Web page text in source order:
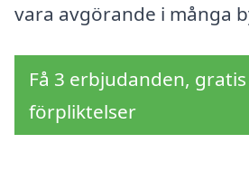
vara avgörande i många
Få 3 erbjudanden,
förpliktelser